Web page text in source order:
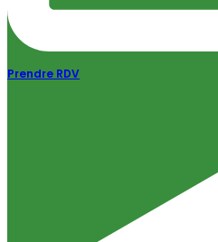
Prendre RDV